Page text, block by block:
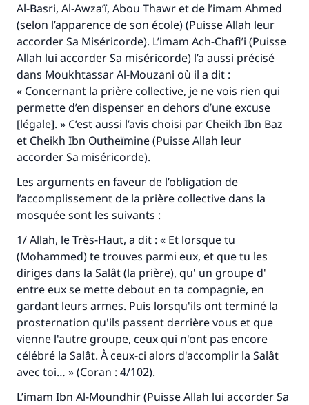
Al-Basri, Al-Awza’ï, Abou Thawr et de l’imam Ahmed
(selon l’apparence de son école) (Puisse Allah leur
accorder Sa Miséricorde). L’imam Ach-Chafi’i (Puisse
Allah lui accorder Sa miséricorde) l’a aussi précisé
dans Moukhtassar Al-Mouzani où il a dit :
« Concernant la prière collective, je ne vois rien qui
permette d’en dispenser en dehors d’une excuse
[légale]. » C’est aussi l’avis choisi par Cheikh Ibn Baz
et Cheikh Ibn Outheïmine (Puisse Allah leur
accorder Sa miséricorde).
Les arguments en faveur de l’obligation de
l’accomplissement de la prière collective dans la
mosquée sont les suivants :
1/ Allah, le Très-Haut, a dit : « Et lorsque tu
(Mohammed) te trouves parmi eux, et que tu les
diriges dans la Salât(la prière), qu' un groupe d'
entre eux se mette debout en ta compagnie, en
gardant leurs armes. Puis lorsqu'ils ont terminé la
prosternation qu'ils passent derrière vous et que
vienne l'autre groupe, ceux qui n'ont pas encore
célébré la Salât. À ceux-ci alors d'accomplir la Salât
avec toi… » (Coran : 4/102).
L’imam Ibn Al-Moundhir (Puisse Allah lui accorder Sa